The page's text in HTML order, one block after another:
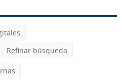
Refinar búsqueda